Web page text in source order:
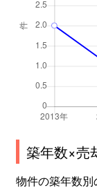
築年数×売
物件の築年数別